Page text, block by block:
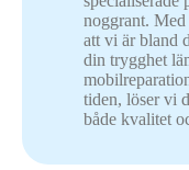
noggrant. Med
att vi är bland
din trygghet
tiden, löser vi
både kvalitet